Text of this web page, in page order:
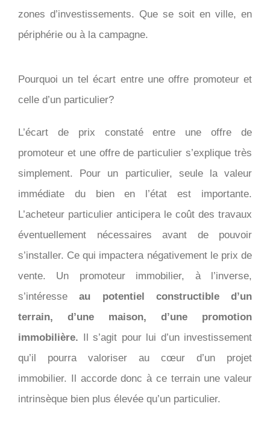
zones d’investissements. Que se soit en ville, en
périphérie ou à la campagne.
Pourquoi un tel écart entre une offre promoteur et
celle d’un particulier?
L’écart de prix constaté entre une offre de
promoteur et une offre de particulier s’explique très
simplement. Pour un particulier, seule la valeur
immédiate du bien en l’état est importante.
L’acheteur particulier anticipera le coût des travaux
éventuellement nécessaires avant de pouvoir
s’installer. Ce qui impactera négativement le prix de
vente. Un promoteur immobilier, à l’inverse,
s’intéresseau potentiel constructible d’un
terrain, d’une maison, d’une promotion
immobilière. Il s’agit pour lui d’un investissement
qu’il pourra valoriser au cœur d’un projet
immobilier. Il accorde donc à ce terrain une valeur
intrinsèque bien plus élevée qu’un particulier.